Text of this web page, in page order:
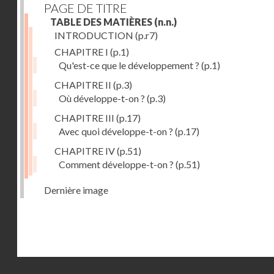
PAGE DE TITRE
TABLE DES MATIÈRES (n.n.)
INTRODUCTION (p.r7)
CHAPITRE I (p.1)
Qu'est-ce que le développement ? (p.1)
CHAPITRE II (p.3)
Où développe-t-on ? (p.3)
CHAPITRE III (p.17)
Avec quoi développe-t-on ? (p.17)
CHAPITRE IV(p.51)
Comment développe-t-on ? (p.51)
Dernière image